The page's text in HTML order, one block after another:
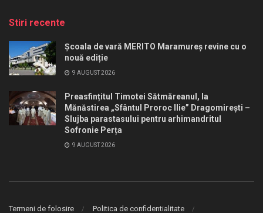
Stiri recente
Școala de vară MERITO Maramureș revine cu o
nouă ediție
9 AUGUST 2026
Preasfințitul Timotei Sătmăreanul, la
Mănăstirea „Sfântul Proroc Ilie” Dragomirești –
Slujba parastasului pentru arhimandritul
Sofronie Perța
9 AUGUST 2026
Termeni de folosire Politica de confidentialitate